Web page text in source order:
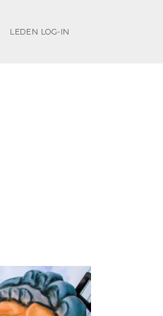
LEDEN LOG-IN